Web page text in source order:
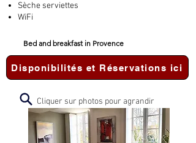
Sèche serviettes
WiFi
Bed and breakfast in Provence
Disponibilités et Réservations ici
Cliquer sur photos pour agrandir